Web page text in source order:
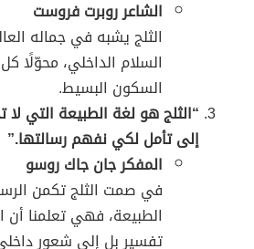
الشاعر روبرت فروست
الثلج يشبه في جماله
السلام الداخلي، محوّلًا
السكون البسيط.
“الثلج هو لغة الطبيعة التي
إلى تأمل لكي نفهم رسالتها.”
المفكر جان جاك روسو
في صمت الثلج تكمن
الطبيعة، فهي تعلمنا أن
تفسير بل إلى شعور